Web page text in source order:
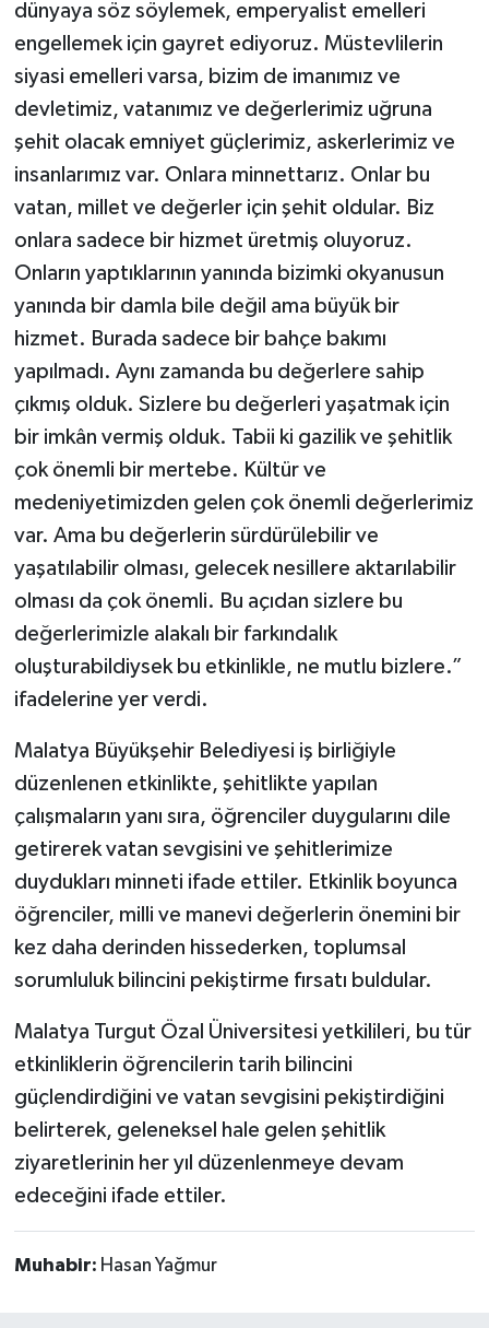
dünyaya söz söylemek, emperyalist emelleri
engellemek için gayret ediyoruz. Müstevlilerin
siyasi emelleri varsa, bizim de imanımız ve
devletimiz, vatanımız ve değerlerimiz uğruna
şehit olacak emniyet güçlerimiz, askerlerimiz ve
insanlarımız var. Onlara minnettarız. Onlar bu
vatan, millet ve değerler için şehit oldular. Biz
onlara sadece bir hizmet üretmiş oluyoruz.
Onların yaptıklarının yanında bizimki okyanusun
yanında bir damla bile değil ama büyük bir
hizmet. Burada sadece bir bahçe bakımı
yapılmadı. Aynı zamanda bu değerlere sahip
çıkmış olduk. Sizlere bu değerleri yaşatmak için
bir imkân vermiş olduk. Tabii ki gazilik ve şehitlik
çok önemli bir mertebe. Kültür ve
medeniyetimizden gelen çok önemli değerlerimiz
var. Ama bu değerlerin sürdürülebilir ve
yaşatılabilir olması, gelecek nesillere aktarılabilir
olması da çok önemli. Bu açıdan sizlere bu
değerlerimizle alakalı bir farkındalık
oluşturabildiysek bu etkinlikle, ne mutlu bizlere.”
ifadelerine yer verdi.
Malatya Büyükşehir Belediyesi iş birliğiyle
düzenlenen etkinlikte, şehitlikte yapılan
çalışmaların yanı sıra, öğrenciler duygularını dile
getirerek vatan sevgisini ve şehitlerimize
duydukları minneti ifade ettiler. Etkinlik boyunca
öğrenciler, milli ve manevi değerlerin önemini bir
kez daha derinden hissederken, toplumsal
sorumluluk bilincini pekiştirme fırsatı buldular.
Malatya Turgut Özal Üniversitesi yetkilileri, bu tür
etkinliklerin öğrencilerin tarih bilincini
güçlendirdiğini ve vatan sevgisini pekiştirdiğini
belirterek, geleneksel hale gelen şehitlik
ziyaretlerinin her yıl düzenlenmeye devam
edeceğini ifade ettiler.
Muhabir: Hasan Yağmur